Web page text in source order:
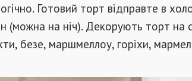
Готовий торт відправте в
(можна на ніч). Декорують торт на
безе, маршмеллоу, горіхи,